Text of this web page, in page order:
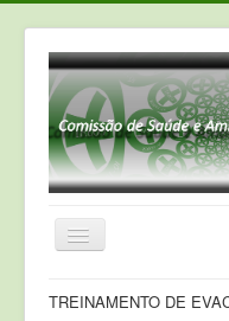
Toggle
INSTITUCIONAL
TREINAMENTO DE